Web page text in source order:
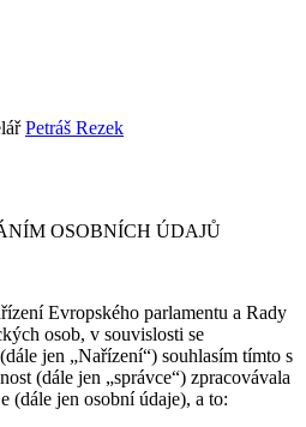
Petráš Rezek
OSOBNÍCH ÚDAJŮ
Evropského parlamentu a Rady
osob, v souvislosti se
jen „Nařízení“) souhlasím tímto s
(dále jen „správce“) zpracovávala
(dále jen osobní údaje), a to: